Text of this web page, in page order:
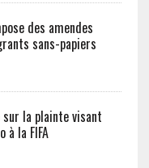
des amendes
sans-papiers
sur la plainte visant
à la FIFA